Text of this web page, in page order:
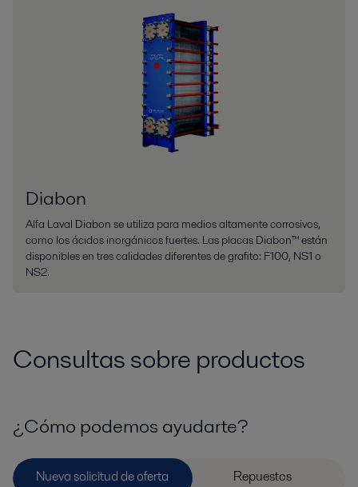
Diabon
Alfa Laval Diabon se utiliza para medios altamente corrosivos,
como los ácidos inorgánicos fuertes. Las placas Diabon™ están
disponibles en tres calidades diferentes de grafito: F100, NS1 o
NS2.
Consultas sobre productos
¿Cómo podemos ayudarte?